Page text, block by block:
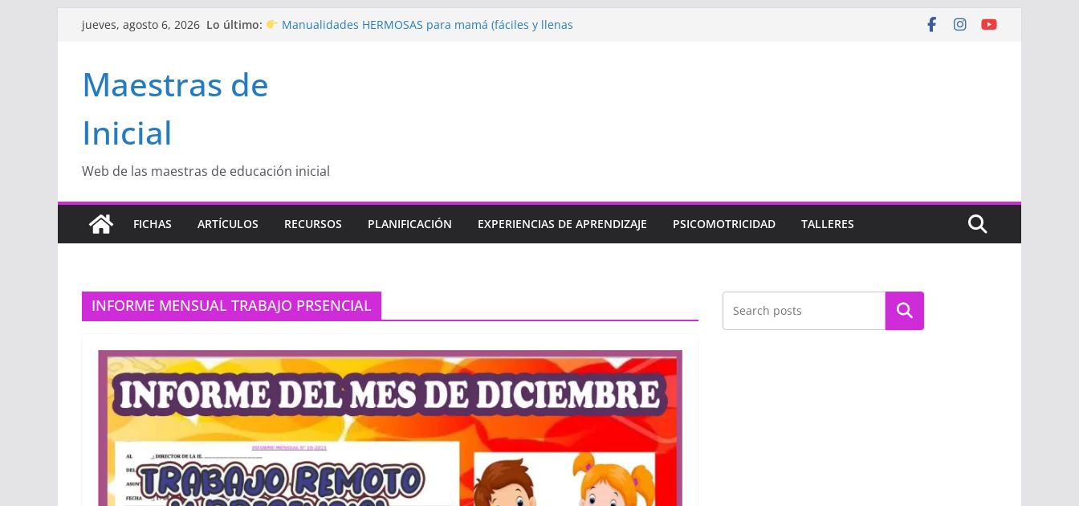
Saltarjueves, agosto 6, 2026 Lo último:
Manualidades HERMOSAS para mamá (fáciles y llenas
Proyecto
Inicial
Maestras de
Inicial
Web de las maestras de educación inicial
FICHAS ARTÍCULOS RECURSOS PLANIFICACIÓN EXPERIENCIAS DE APRENDIZAJE PSICOMOTRICIDAD TALLERES
INFORME MENSUAL TRABAJO PRSENCIAL Buscar